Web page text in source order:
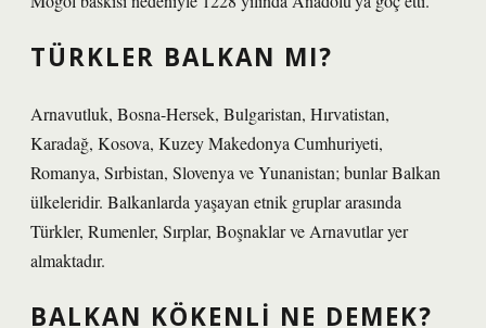
TÜRKLER BALKAN MI?
Arnavutluk, Bosna-Hersek, Bulgaristan, Hırvatistan,
Karadağ, Kosova, Kuzey Makedonya Cumhuriyeti,
Romanya, Sırbistan, Slovenya ve Yunanistan; bunlar Balkan
ülkeleridir. Balkanlarda yaşayan etnik gruplar arasında
Türkler, Rumenler, Sırplar, Boşnaklar ve Arnavutlar yer
almaktadır.
BALKAN KÖKENLI NE DEMEK?